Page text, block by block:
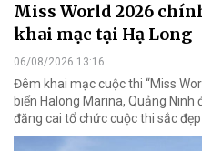
Miss World 2026
khai mạc tại Hạ Long
06/08/2026 13:16
Đêm khai mạc cuộc thi “Miss
biển Halong Marina, Quảng
đăng cai tổ chức cuộc thi sắc